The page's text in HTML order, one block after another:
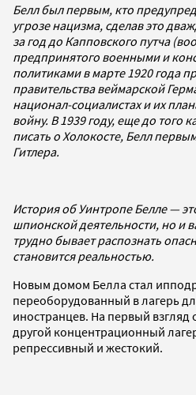
Белл был первым, кто
угрозе нацизма, сделав это
за год до Капповского путча
предпринятого военными и
политиками в марте 1920 года
правительства веймарской
национал-социалистах и их
войну. В 1939 году, еще до того
писать о Холокосте, Белл
Гитлера.
История об Уинтропе Белле —
шпионской деятельности, но и
трудно бывает распознать
становится реальностью.
Новым домом Белла стал
переоборудованный в лагерь
иностранцев. На первый
другой концентрационный
репрессивный и жестокий.